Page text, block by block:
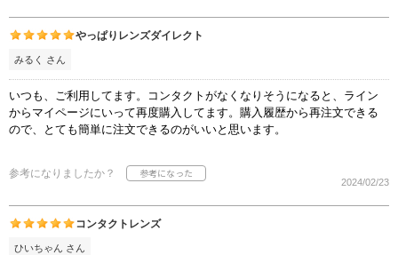
やっぱりレンズダイレクト
みるく さん
いつも、ご利用してます。コンタクトがなくなりそうになると、ライン
からマイページにいって再度購入してます。購入履歴から再注文できる
ので、とても簡単に注文できるのがいいと思います。
参考になりましたか？
2024/02/23
コンタクトレンズ
ひいちゃん さん